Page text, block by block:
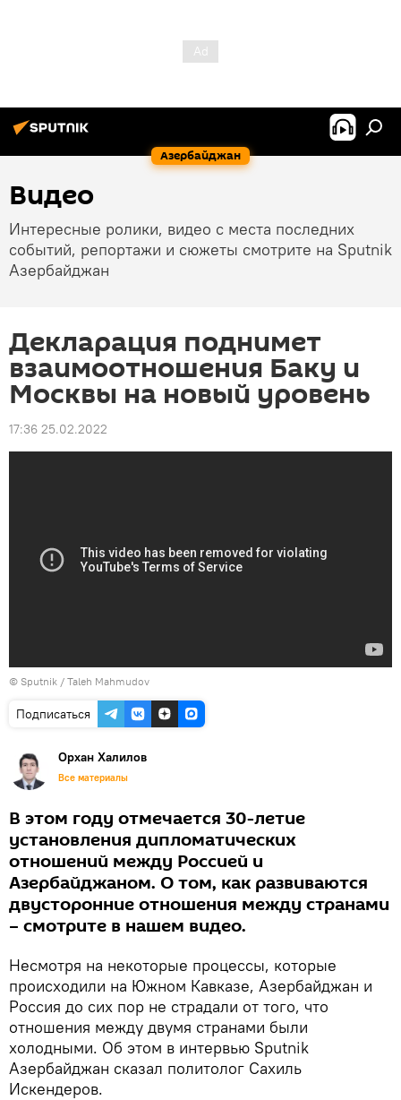
Азербайджан
Видео
Интересные ролики, видео с места последних
событий, репортажи и сюжеты смотрите на Sputnik
Азербайджан
Декларация поднимет
взаимоотношения Баку и
Москвы на новый уровень
17:36 25.02.2022
© Sputnik / Taleh Mahmudov
Подписаться
Орхан Халилов
Все материалы
В этом году отмечается 30-летие
установления дипломатических
отношений между Россией и
Азербайджаном. О том, как развиваются
двусторонние отношения между странами
– смотрите в нашем видео.
Несмотря на некоторые процессы, которые
происходили на Южном Кавказе, Азербайджан и
Россия до сих пор не страдали от того, что
отношения между двумя странами были
холодными. Об этом в интервью Sputnik
Азербайджан сказал политолог Сахиль
Искендеров.